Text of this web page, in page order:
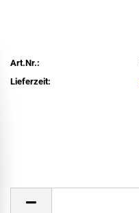
Art.Nr.:
Lieferzeit: